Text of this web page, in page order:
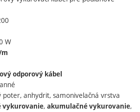
W
m
odporový kábel
poter, anhydrit, samonivelačná vrstva
vykurovanie,akumulačné vykurovanie,